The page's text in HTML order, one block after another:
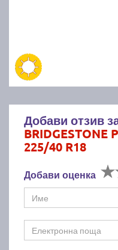
Добави отзив
BRIDGESTONE
225/40 R18
Добави оценка